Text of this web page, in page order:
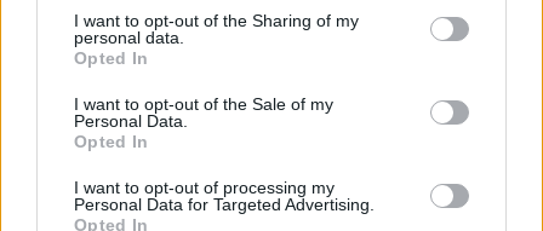
not limited to your visit or usage behaviour. You may click to
grant or deny consent to Google and its third-party tags to
use your data for below specified purposes in below Google
consent section.
I want to opt-out of the Sharing of my
personal data.
Opted In
I want to opt-out of the Sale of my
Personal Data.
Opted In
I want to opt-out of processing my
Personal Data for Targeted Advertising.
Opted In
F
a
ce
b
o
T
w
it
te
r
Pi
te
st
W
at
A
S
a
Articolo precedente